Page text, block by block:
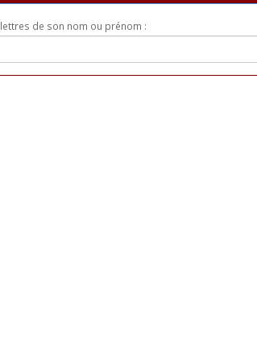
lettres de son nom ou prénom :